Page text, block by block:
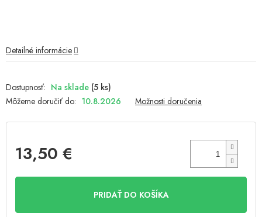
Na sklade (5 ks)
Môžeme doručiť do: 10.8.2026 Možnosti doručenia
13,50 €
PRIDAŤ DO KOŠÍKA
Detailné informácie